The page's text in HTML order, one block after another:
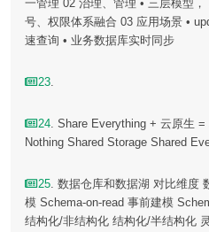
一管理 02 治理、管理 • 三层模型
号、权限体系融合 03 应用场景 •
速查询 • 业务数据库实时同步
23.
24. Share Everything + 云原生 =
Nothing Shared Storage Shared
25. 数据仓库和数据湖 对比维度
模 Schema-on-read 事前建模
结构化/非结构化 结构化/半结构化